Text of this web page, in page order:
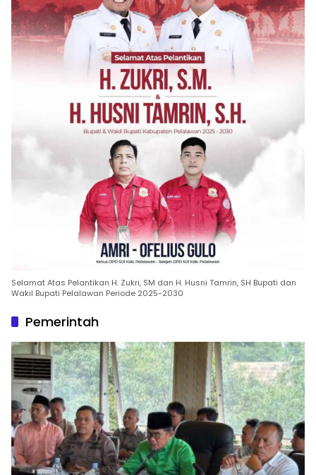
Selamat Atas Pelantikan H. Zukri, SM dan H. Husni Tamrin, SH Bupati dan
Wakil Bupati Pelalawan Periode 2025-2030
Pemerintah